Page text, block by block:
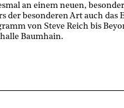
an einem neuen,
besonderen Art auch das
von Steve Reich bis
Baumhain.